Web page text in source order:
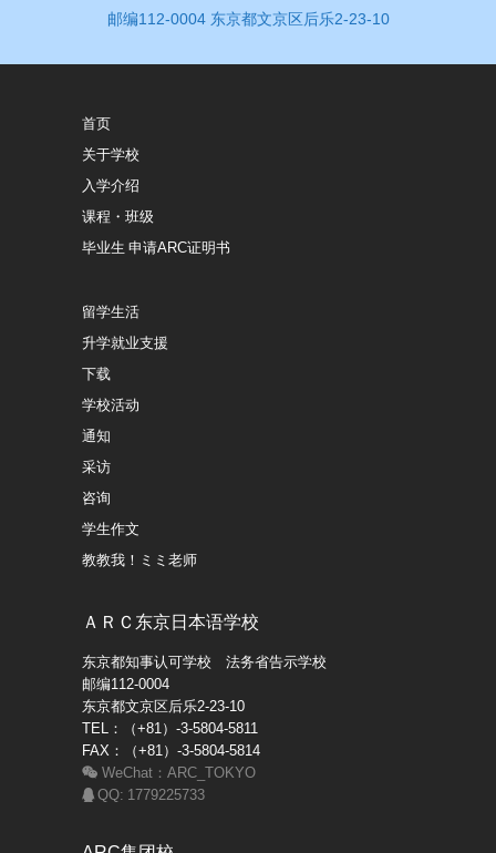
邮编112-0004 东京都文京区后乐2-23-10
首页
关于学校
入学介绍
课程・班级
毕业生 申请ARC证明书
留学生活
升学就业支援
下载
学校活动
通知
采访
咨询
学生​作文
教教我！ミミ老师
ＡＲＣ东京日本语学校
东京都知事认可学校 法务省告示学校
邮编112-0004
东京都文京区后乐2-23-10
TEL：（+81）-3-5804-5811
FAX：（+81）-3-5804-5814
WeChat：ARC_TOKYO
QQ: 1779225733